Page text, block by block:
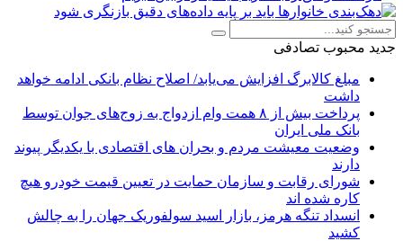
جدید محبوب تصادفی
مبلغ کالابرگ افزایش می‌یابد/ اصلاح نظام بانکی ادامه خواهد
داشت
پرداخت بیش از ۸ همت وام ازدواج به زوج‌های جوان توسط
بانک ملی ایران
وضعیت معیشت مردم و بحران های اقتصادی با یکدیگر پیوند
دارند
شورای رقابت و سازمان حمایت در تعیین قیمت خودرو هیچ
کاره شده اند
انسداد تنگه هرمز، بازار اسید سولفوریک جهان را به چالش
کشید